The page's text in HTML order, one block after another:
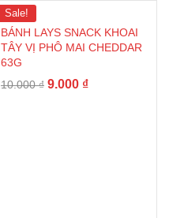
Sale!
BÁNH LAYS SNACK KHOAI
TÂY VỊ PHÔ MAI CHEDDAR
63G
10.000₫ 9.000 ₫